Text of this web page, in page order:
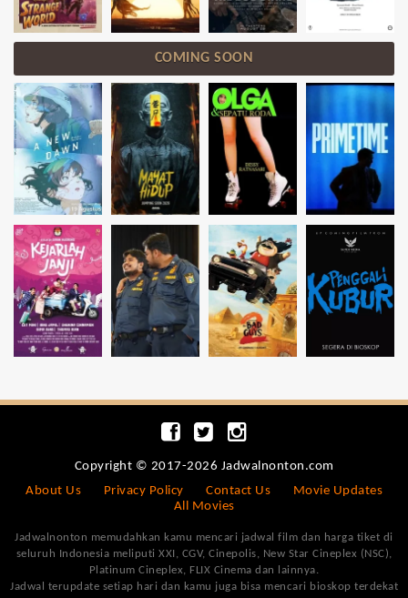
COMING SOON
Copyright © 2017-2026 Jadwalnonton.com
About Us
Privacy Policy Contact Us
Movie Updates
All Movies
Jadwalnonton memudahkan kamu mencari jadwal film dan harga tiket di
seluruh Indonesia meliputi XXI, CGV, Cinepolis, New Star Cineplex (NSC),
Platinum Cineplex, FLIX Cinema dan lainnya.
Jadwal terupdate setiap hari dan kamu juga bisa mencari bioskop terdekat